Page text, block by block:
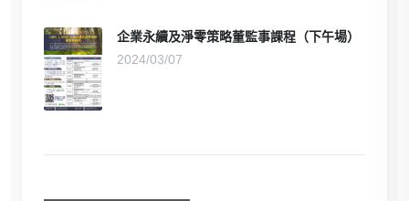
企業永續及淨零策略董監事課程（下午場）
2024/03/07